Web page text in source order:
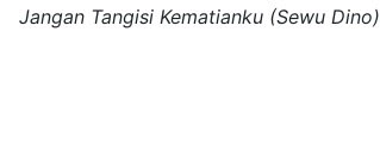
Jangan Tangisi Kematianku (Sewu Dino)